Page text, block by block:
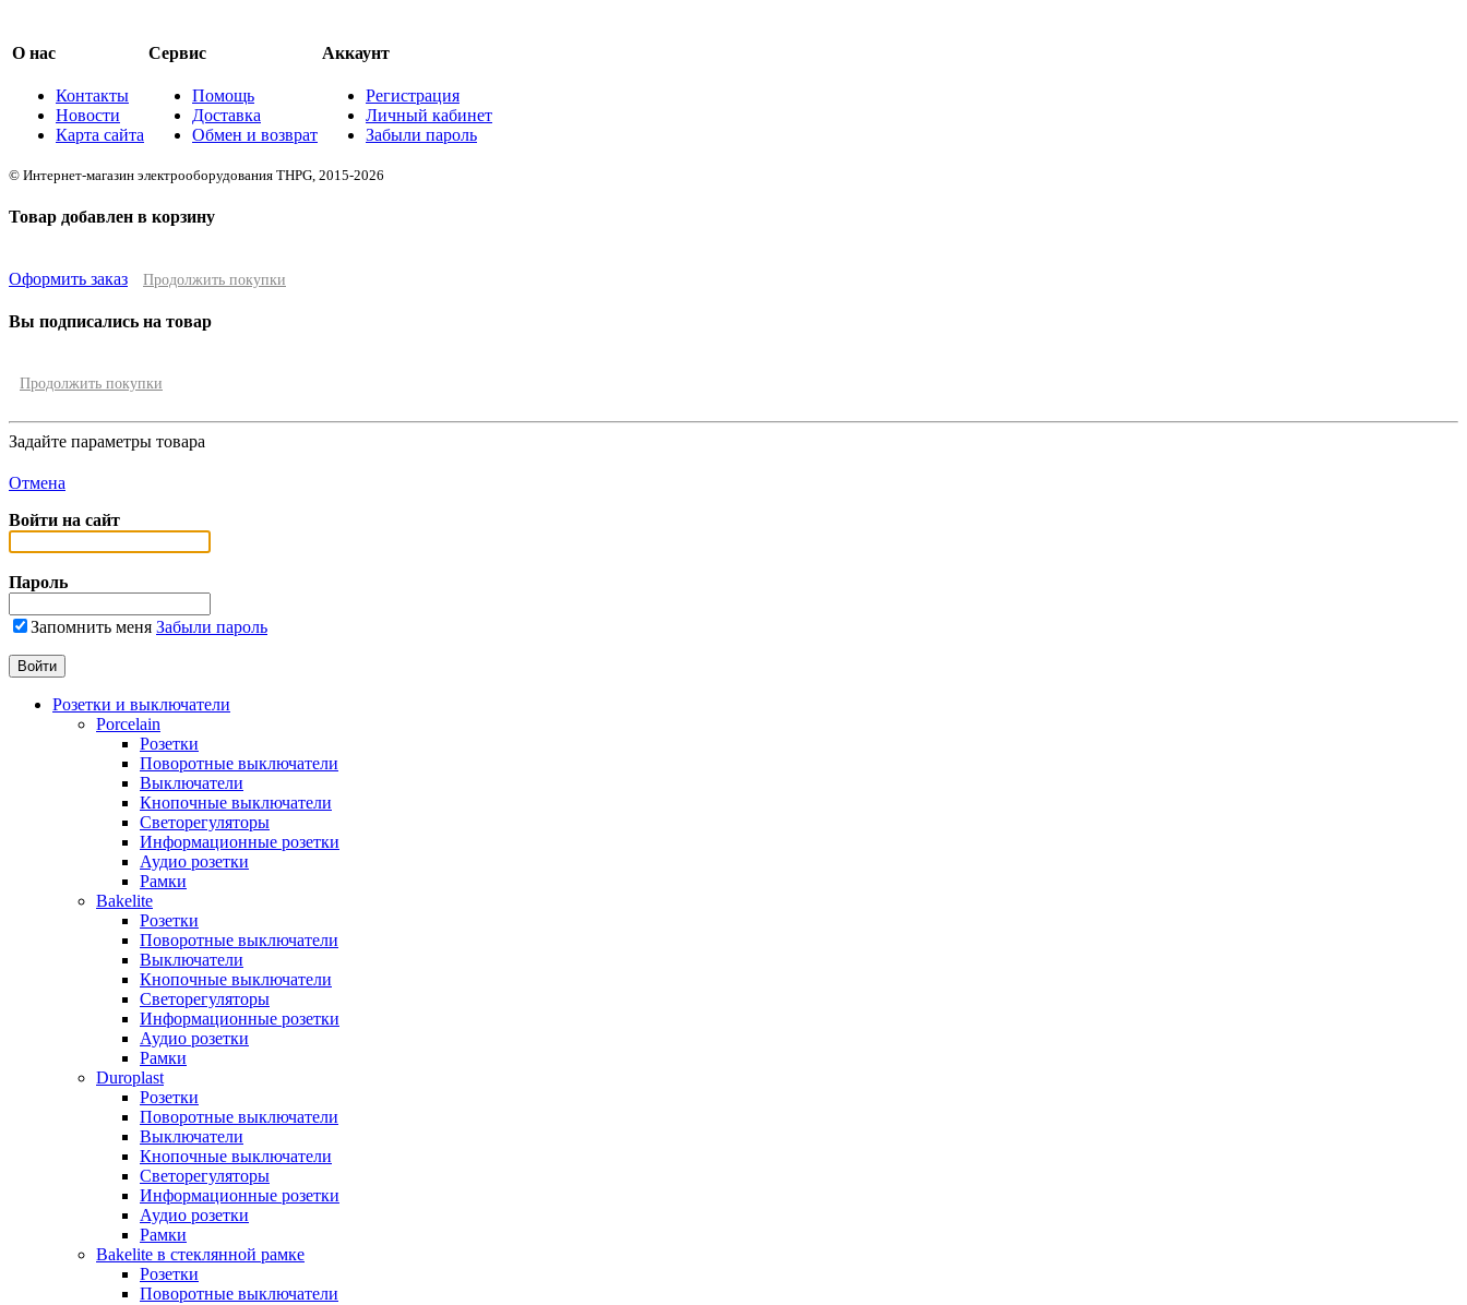
О нас
Контакты
Новости
Карта сайта
Сервис
Помощь
Доставка
Обмен и возврат
Аккаунт
Регистрация
Личный кабинет
Забыли пароль
© Интернет-магазин электрооборудования THPG, 2015-2026
Товар добавлен в корзину
Оформить заказ Продолжить покупки
Вы подписались на товар
Продолжить покупки
Задайте параметры товара
Отмена
Войти на сайт
Пароль
Запомнить меня Забыли пароль
Розетки и выключатели
Porcelain
Розетки
Поворотные выключатели
Выключатели
Кнопочные выключатели
Светорегуляторы
Информационные розетки
Аудио розетки
Рамки
Bakelite
Розетки
Поворотные выключатели
Выключатели
Кнопочные выключатели
Светорегуляторы
Информационные розетки
Аудио розетки
Рамки
Duroplast
Розетки
Поворотные выключатели
Выключатели
Кнопочные выключатели
Светорегуляторы
Информационные розетки
Аудио розетки
Рамки
Bakelite в стеклянной рамке
Розетки
Поворотные выключатели